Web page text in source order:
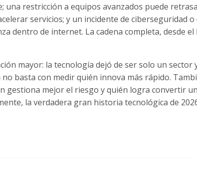
una restricción a equipos avanzados puede
servicios; y un incidente de ciberseguridad o
dentro de internet. La cadena completa, desde
mayor: la tecnología dejó de ser solo un sector
basta con medir quién innova más rápido.
gestiona mejor el riesgo y quién logra convertir
la verdadera gran historia tecnológica de